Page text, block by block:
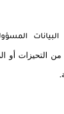
من التحيزات أو